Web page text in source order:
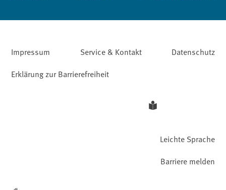
Impressum Service & Kontakt
Datenschutz
Erklärung zur Barrierefreiheit
Leichte Sprache
Barriere melden